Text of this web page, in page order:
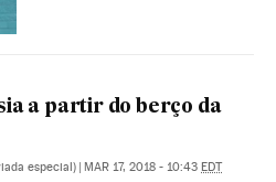
a partir do berço da
especial) | MAR 17, 2018 - 10:43 EDT